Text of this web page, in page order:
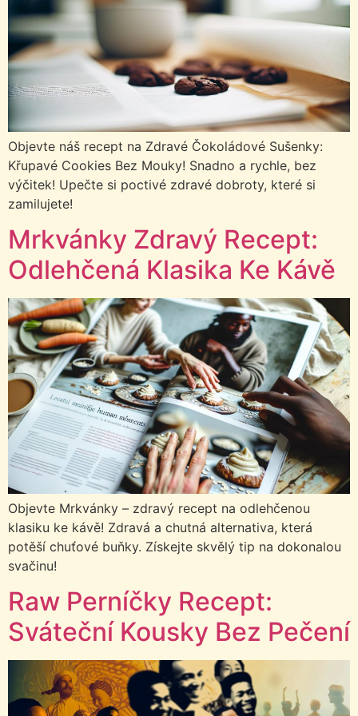
Objevte náš recept na Zdravé Čokoládové Sušenky:
Křupavé Cookies Bez Mouky! Snadno a rychle, bez
výčitek! Upečte si poctivé zdravé dobroty, které si
zamilujete!
Mrkvánky Zdravý Recept:
Odlehčená Klasika Ke Kávě
Objevte Mrkvánky – zdravý recept na odlehčenou
klasiku ke kávě! Zdravá a chutná alternativa, která
potěší chuťové buňky. Získejte skvělý tip na dokonalou
svačinu!
Raw Perníčky Recept:
Sváteční Kousky Bez Pečení